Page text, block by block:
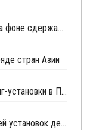
Цены на пропилен в Азии упали на фоне сдержанной закупочной активности
стран Азии
Repsol возобновит работу крекинг-установки в Португалии в июне
Коэффициент загрузки мощностей установок дегидрированию пропана в Китае в мае снизится примерно до 50%